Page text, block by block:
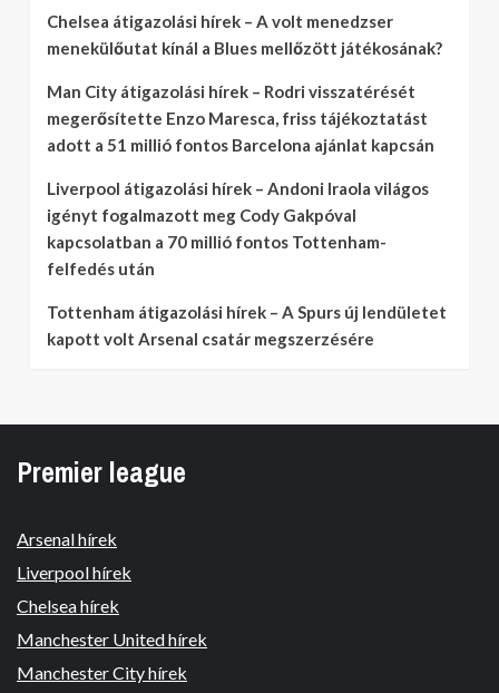
Chelsea átigazolási hírek – A volt menedzser
menekülőutat kínál a Blues mellőzött játékosának?
Man City átigazolási hírek – Rodri visszatérését
megerősítette Enzo Maresca, friss tájékoztatást
adott a 51 millió fontos Barcelona ajánlat kapcsán
Liverpool átigazolási hírek – Andoni Iraola világos
igényt fogalmazott meg Cody Gakpóval
kapcsolatban a 70 millió fontos Tottenham-
felfedés után
Tottenham átigazolási hírek – A Spurs új lendületet
kapott volt Arsenal csatár megszerzésére
Premier league
Arsenal hírek
Liverpool hírek
Chelsea hírek
Manchester United hírek
Manchester City hírek